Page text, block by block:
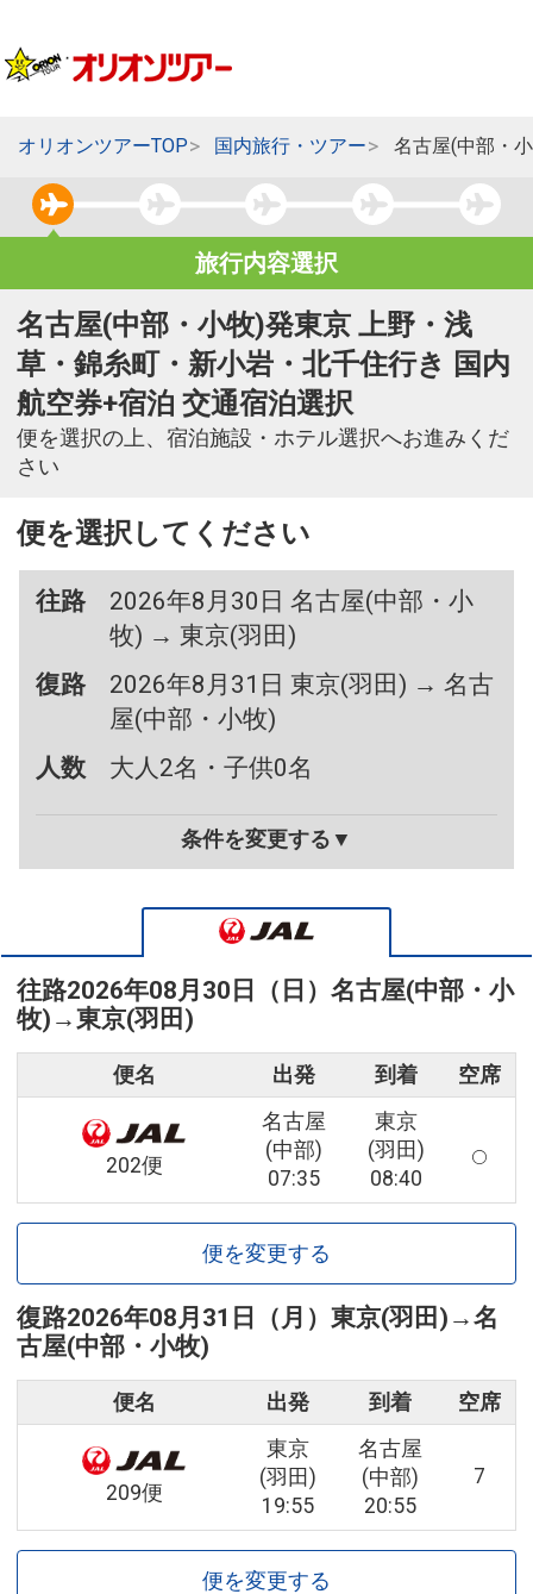
オリオンツアーTOP 国内旅行・ツアー 名古屋(中部・
旅行内容選択
名古屋(中部・小牧)発東京 上野・浅
草・錦糸町・新小岩・北千住行き 国内
航空券+宿泊 交通宿泊選択
便を選択の上、宿泊施設・ホテル選択へお進みくだ
さい
便を選択してください
往路
2026年8月30日 名古屋(中部・小
牧) → 東京(羽田)
復路
2026年8月31日 東京(羽田) → 名古
屋(中部・小牧)
人数
大人2名・子供0名
条件を変更する▼
往路2026年08月30日（日） 名古屋(中部・小
牧) →東京(羽田)
便名 出発 到着 空席
202便
名古屋
(中部)
07:35
東京
(羽田)
08:40
便を変更する
復路2026年08月31日（月） 東京(羽田) →名
古屋(中部・小牧)
便名 出発 到着 空席
209便
東京
(羽田)
19:55
名古屋
(中部)
20:55
7
便を変更する